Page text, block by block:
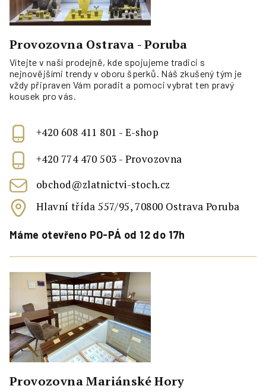
Provozovna Ostrava - Poruba
Vítejte v naší prodejně, kde spojujeme tradici s
nejnovějšími trendy v oboru šperků. Náš zkušený tým je
vždy připraven Vám poradit a pomoci vybrat ten pravý
kousek pro vás.
+420 608 411 801 - E-shop
+420 774 470 503 - Provozovna
obchod@zlatnictvi-stoch.cz
Hlavní třída 557/95, 70800 Ostrava Poruba
Máme otevřeno PO-PÁ od 12 do 17h
Provozovna Mariánské Hory